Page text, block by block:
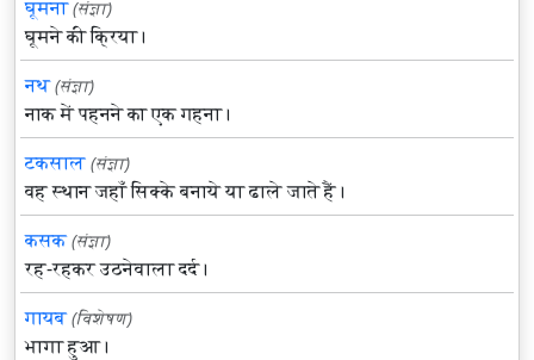
घूमना (संज्ञा)
घूमने की क्रिया।
नथ (संज्ञा)
नाक में पहनने का एक गहना।
टकसाल (संज्ञा)
वह स्थान जहाँ सिक्के बनाये या ढाले जाते हैं।
कसक (संज्ञा)
रह-रहकर उठनेवाला दर्द।
गायब (विशेषण)
भागा हुआ।